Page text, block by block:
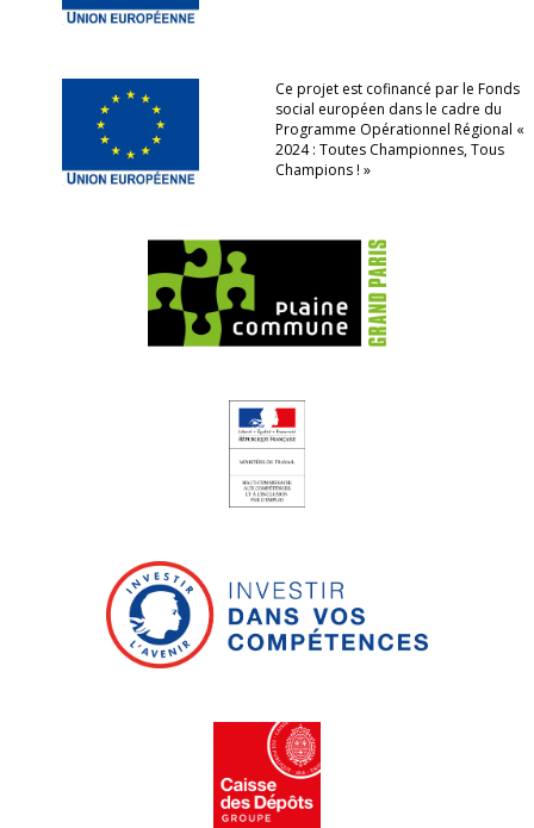
Ce projet est cofinancé par le Fonds
social européen dans le cadre du
Programme Opérationnel Régional «
2024 : Toutes Championnes, Tous
Champions ! »